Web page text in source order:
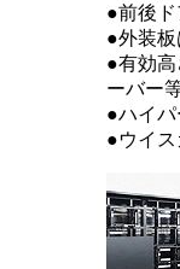
●前後ド
●外装
●有効
ーバー
●ハイ
●ウイ